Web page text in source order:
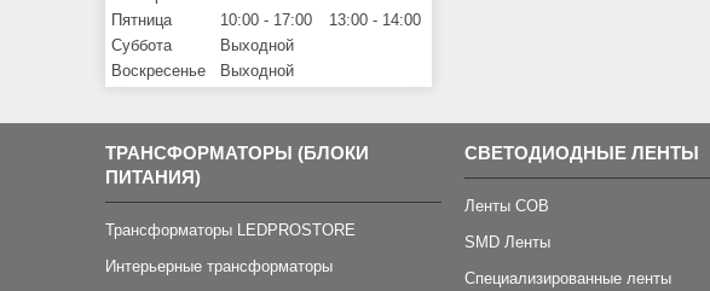
Пятница
10:00 17:00 13:00
14:00
Суббота
Выходной
Воскресенье
Выходной
ТРАНСФОРМАТОРЫ (БЛОКИ
ПИТАНИЯ)
Трансформаторы LEDPROSTORE
Интерьерные трансформаторы
СВЕТОДИОДНЫЕ ЛЕНТЫ
Ленты COB
SMD Ленты
Специализированные ленты